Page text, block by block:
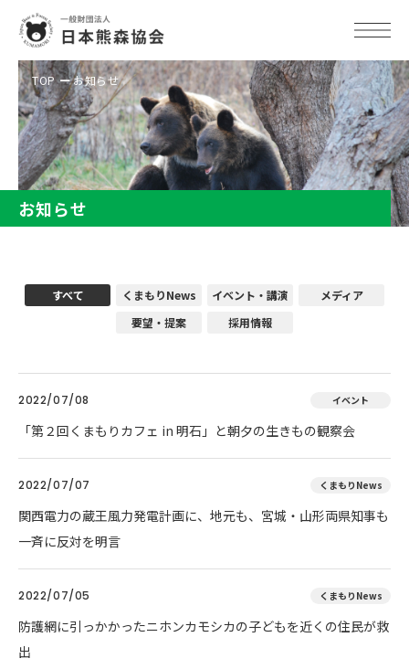
TOP お知らせ
お知らせ
すべて くまもりNews イベント・講演
メディア
要望・提案
採用情報
2022/07/08 イベント
「第２回くまもりカフェ in 明石」と朝夕の生きもの観察会
2022/07/07 くまもりNews
関西電力の蔵王風力発電計画に、地元も、宮城・山形両県知事も
一斉に反対を明言
2022/07/05 くまもりNews
防護網に引っかかったニホンカモシカの子どもを近くの住民が救
出